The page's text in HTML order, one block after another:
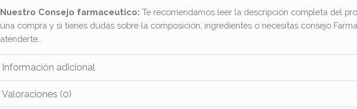
Nuestro Consejo farmaceutico: Te recomendamos leer la descripción completa del
una compra y si tienes dudas sobre la composición, ingredientes o necesitas consejo
atenderte.
Información adicional
Valoraciones (0)